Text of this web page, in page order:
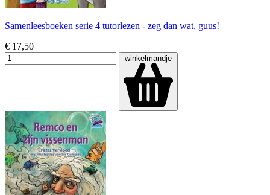
Samenleesboeken serie 4 tutorlezen - zeg dan wat, guus!
€ 17,50
winkelmandje